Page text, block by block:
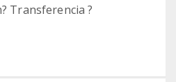
Transferencia ?